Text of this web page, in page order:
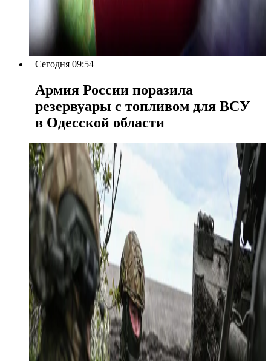
Сегодня 09:54
Армия России поразила
резервуары с топливом для ВСУ
в Одесской области